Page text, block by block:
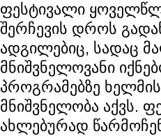
ფესტივალი
შერჩევის დროს
ადგილებიც, სადაც
მნიშვნელოვანი
პროგრამებზე
მნიშვნელობა აქვს.
ახლებურად